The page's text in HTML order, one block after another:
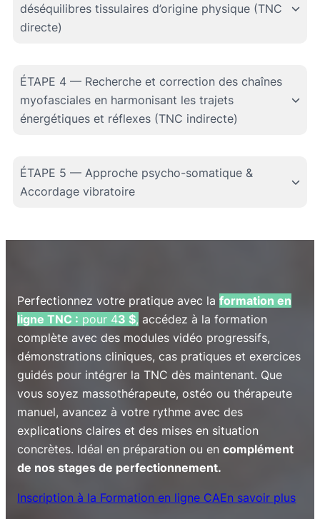
déséquilibres tissulaires d’origine physique (TNC
directe)
ÉTAPE 4 — Recherche et correction des chaînes
myofasciales en harmonisant les trajets
énergétiques et réflexes (TNC indirecte)
ÉTAPE 5 — Approche psycho-somatique &
Accordage vibratoire
Perfectionnez votre pratique avec laformation en
ligne TNC : pour 43 $, accédez à la formation
complète avec des modules vidéo progressifs,
démonstrations cliniques, cas pratiques et exercices
guidés pour intégrer la TNC dès maintenant. Que
vous soyez massothérapeute, ostéo ou thérapeute
manuel, avancez à votre rythme avec des
explications claires et des mises en situation
concrètes. Idéal en préparation ou encomplément
de nos stages de perfectionnement.
Inscription à la Formation en ligne CAEn savoir plus